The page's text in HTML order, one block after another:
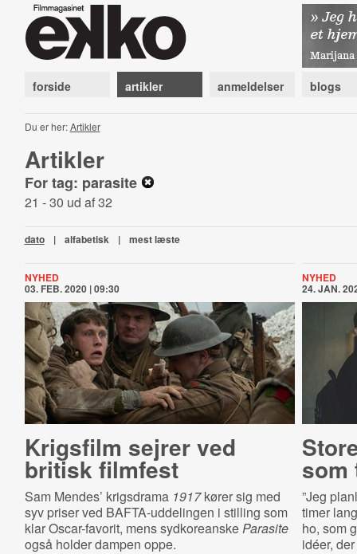
forside artikler anmeldelser blogs
Du er her:Artikler
Artikler
For tag: parasite
21 - 30 ud af 32
dato | alfabetisk | mest læste
NYHED
03. FEB. 2020 | 09:30
Krigsfilm sejrer ved
britisk filmfest
Sam Mendes’ krigsdrama 1917kører sig med
syv priser ved BAFTA-uddelingen i stilling som
klar Oscar-favorit, mens sydkoreanskeParasite
også holder dampen oppe.
NYHED
24. JAN.
som
”Jeg
timer
ho, som
idéer,